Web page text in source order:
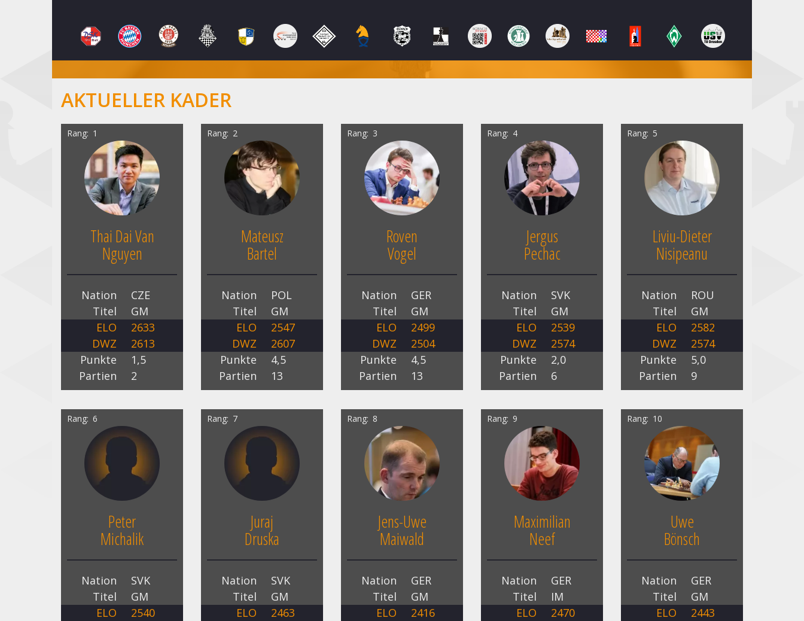
AKTUELLER KADER
Rang 1
Thai Dai Van
Nguyen
Nation
CZE
Titel
GM
ELO
2633
DWZ
2613
Punkte
1,5
Partien
2
Rang 2
Mateusz
Bartel
Nation
POL
Titel
GM
ELO
2547
DWZ
2607
Punkte
4,5
Partien
13
Rang 3
Roven
Vogel
Nation
GER
Titel
GM
ELO
2499
DWZ
2504
Punkte
4,5
Partien
13
Rang 4
Jergus
Pechac
Nation
SVK
Titel
GM
ELO
2539
DWZ
2574
Punkte
2,0
Partien
6
Rang 5
Liviu-Dieter
Nisipeanu
Nation
ROU
Titel
GM
ELO
2582
DWZ
2574
Punkte
5,0
Partien
9
Rang 6
Peter
Michalik
Nation
SVK
Titel
GM
ELO
2540
Rang 7
Juraj
Druska
Nation
SVK
Titel
GM
ELO
2463
Rang 8
Jens-Uwe
Maiwald
Nation
GER
Titel
GM
ELO
2416
Rang 9
Maximilian
Neef
Nation
GER
Titel
IM
ELO
2470
Rang 10
Uwe
Bönsch
Nation
GER
Titel
GM
ELO
2443